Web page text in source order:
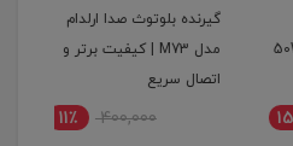
گیرنده بلوتوث صدا ارلدام
مدل M73 | کیفیت برتر و
اتصال سریع
400,000 11٪